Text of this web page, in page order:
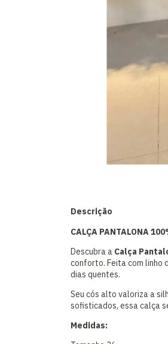
Descrição
CALÇA PANTALONA
Descubra a Calça
conforto. Feita com linho
dias quentes.
Seu cós alto valoriza a
sofisticados, essa calça
Medidas: